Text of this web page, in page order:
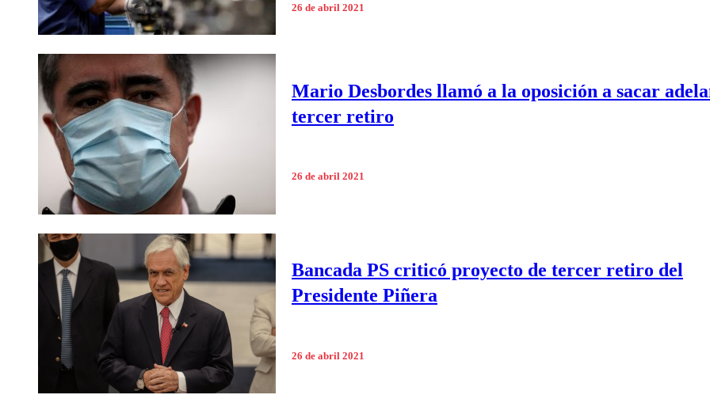
26 de abril 2021
Mario Desbordes llamó a la oposición a sacar
tercer retiro
26 de abril 2021
Bancada PS criticó proyecto de tercer retiro del
Presidente Piñera
26 de abril 2021